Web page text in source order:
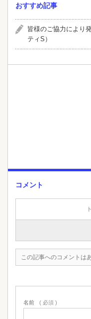
おすすめ記事
皆様のご協力により
ティS）
コメント
この記事へのコメントは
名前 ( 必須 )